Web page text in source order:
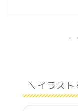
＼イラスト